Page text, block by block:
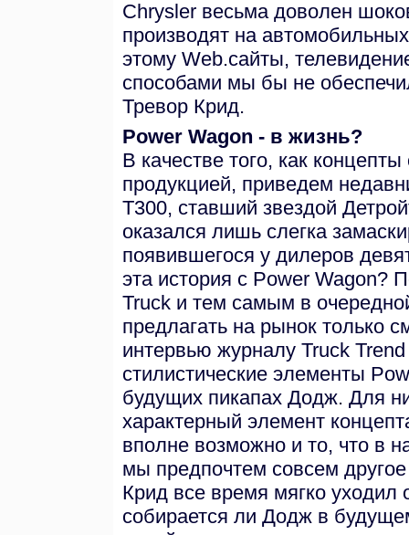
Chrysler весьма доволен
производят на
этому Web.сайты,
способами мы бы не
Тревор Крид.
Power Wagon - в жизнь?
В качестве того, как
продукцией, приведем
Т300, ставший звездой
оказался лишь слегка
появившегося у дилеров
эта история с Power Wagon?
Truck и тем самым в
предлагать на рынок только
интервью журналу Truck
стилистические элементы
будущих пикапах Додж. Для
характерный элемент
вполне возможно и то, что в
мы предпочтем совсем
Крид все время мягко уходил
собирается ли Додж в